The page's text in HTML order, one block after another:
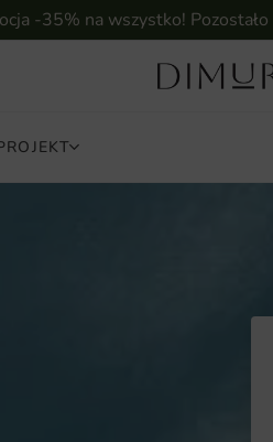
-35% na wszystko! Pozostało